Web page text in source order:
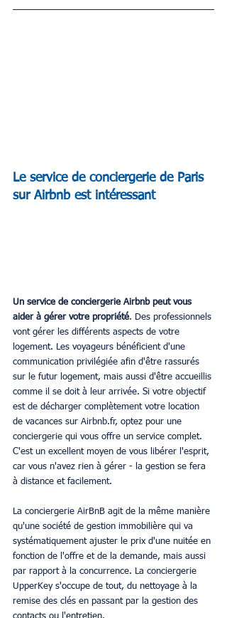
Le service de conciergerie de Paris
sur Airbnb est intéressant
Un service de conciergerie Airbnb peut vous
aider à gérer votre propriété. Des professionnels
vont gérer les différents aspects de votre
logement. Les voyageurs bénéficient d'une
communication privilégiée afin d'être rassurés
sur le futur logement, mais aussi d'être accueillis
comme il se doit à leur arrivée. Si votre objectif
est de décharger complètement votre location
de vacances sur Airbnb.fr, optez pour une
conciergerie qui vous offre un service complet.
C'est un excellent moyen de vous libérer l'esprit,
car vous n'avez rien à gérer - la gestion se fera
à distance et facilement.
La conciergerie AirBnB agit de la même manière
qu'une société de gestion immobilière qui va
systématiquement ajuster le prix d'une nuitée en
fonction de l'offre et de la demande, mais aussi
par rapport à la concurrence. La conciergerie
UpperKey s'occupe de tout, du nettoyage à la
remise des clés en passant par la gestion des
contacts ou l'entretien.